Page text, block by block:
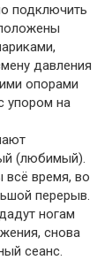
подключить
давления
опорами
упором на
(любимый).
всё время, во
перерыв.
ногам
снова
сеанс.